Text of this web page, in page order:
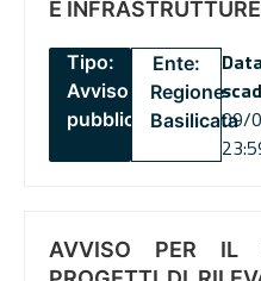
E
Tipo:
Avviso
pubblico
Ente:
Regione
Basilicata
09/
AVVISO PER IL